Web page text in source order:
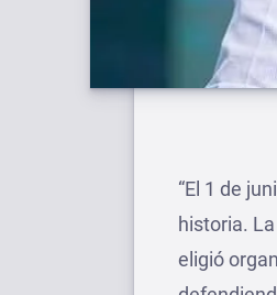
“El 1 de
historia.
eligió